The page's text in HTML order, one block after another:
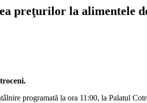
preţurilor la alimentele
programată la ora 11:00, la Palatul